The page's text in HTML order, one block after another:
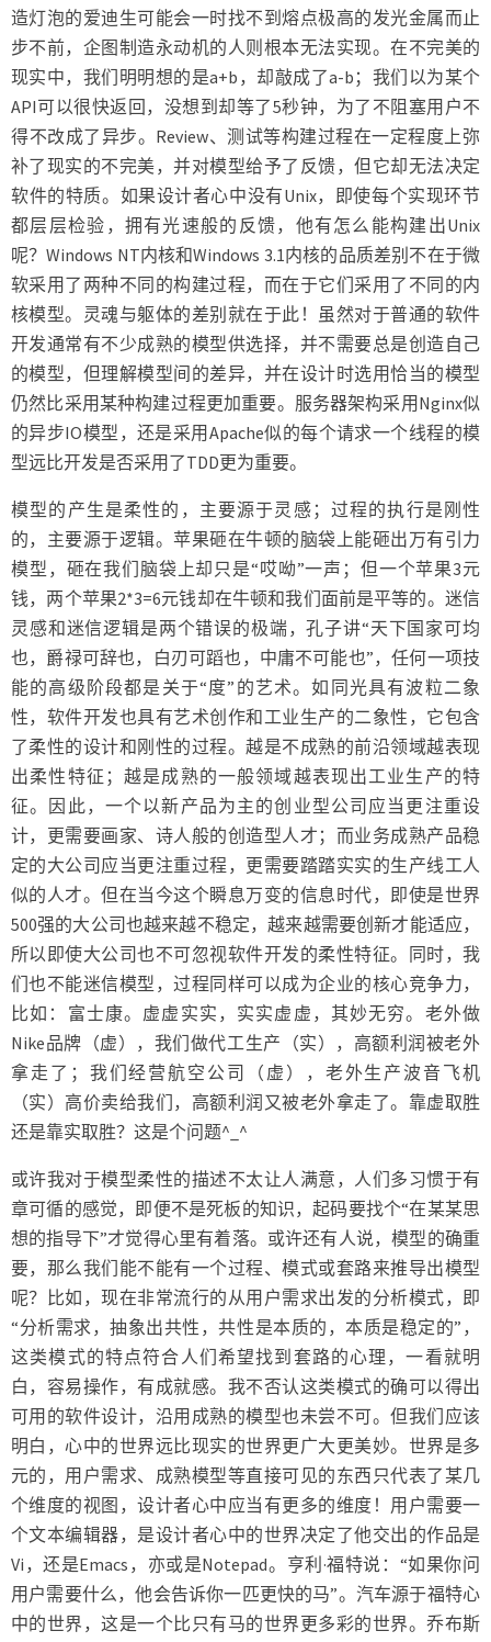
造灯泡的爱迪生可能会一时找不到熔点极高的发光金属而止
步不前，企图制造永动机的人则根本无法实现。在不完美的
现实中，我们明明想的是a+b，却敲成了a-b；我们以为某个
API可以很快返回，没想到却等了5秒钟，为了不阻塞用户不
得不改成了异步。Review、测试等构建过程在一定程度上弥
补了现实的不完美，并对模型给予了反馈，但它却无法决定
软件的特质。如果设计者心中没有Unix，即使每个实现环节
都层层检验，拥有光速般的反馈，他有怎么能构建出Unix
呢？Windows NT内核和Windows 3.1内核的品质差别不在于微
软采用了两种不同的构建过程，而在于它们采用了不同的内
核模型。灵魂与躯体的差别就在于此！虽然对于普通的软件
开发通常有不少成熟的模型供选择，并不需要总是创造自己
的模型，但理解模型间的差异，并在设计时选用恰当的模型
仍然比采用某种构建过程更加重要。服务器架构采用Nginx似
的异步IO模型，还是采用Apache似的每个请求一个线程的模
型远比开发是否采用了TDD更为重要。
模型的产生是柔性的，主要源于灵感；过程的执行是刚性
的，主要源于逻辑。苹果砸在牛顿的脑袋上能砸出万有引力
模型，砸在我们脑袋上却只是“哎呦”一声；但一个苹果3元
钱，两个苹果2*3=6元钱却在牛顿和我们面前是平等的。迷信
灵感和迷信逻辑是两个错误的极端，孔子讲“天下国家可均
也，爵禄可辞也，白刃可蹈也，中庸不可能也”，任何一项技
能的高级阶段都是关于“度”的艺术。如同光具有波粒二象
性，软件开发也具有艺术创作和工业生产的二象性，它包含
了柔性的设计和刚性的过程。越是不成熟的前沿领域越表现
出柔性特征；越是成熟的一般领域越表现出工业生产的特
征。因此，一个以新产品为主的创业型公司应当更注重设
计，更需要画家、诗人般的创造型人才；而业务成熟产品稳
定的大公司应当更注重过程，更需要踏踏实实的生产线工人
似的人才。但在当今这个瞬息万变的信息时代，即使是世界
500强的大公司也越来越不稳定，越来越需要创新才能适应，
所以即使大公司也不可忽视软件开发的柔性特征。同时，我
们也不能迷信模型，过程同样可以成为企业的核心竞争力，
比如：富士康。虚虚实实，实实虚虚，其妙无穷。老外做
Nike品牌（虚），我们做代工生产（实），高额利润被老外
拿走了；我们经营航空公司（虚），老外生产波音飞机
（实）高价卖给我们，高额利润又被老外拿走了。靠虚取胜
还是靠实取胜？这是个问题^_^
或许我对于模型柔性的描述不太让人满意，人们多习惯于有
章可循的感觉，即便不是死板的知识，起码要找个“在某某思
想的指导下”才觉得心里有着落。或许还有人说，模型的确重
要，那么我们能不能有一个过程、模式或套路来推导出模型
呢？比如，现在非常流行的从用户需求出发的分析模式，即
“分析需求，抽象出共性，共性是本质的，本质是稳定的”，
这类模式的特点符合人们希望找到套路的心理，一看就明
白，容易操作，有成就感。我不否认这类模式的确可以得出
可用的软件设计，沿用成熟的模型也未尝不可。但我们应该
明白，心中的世界远比现实的世界更广大更美妙。世界是多
元的，用户需求、成熟模型等直接可见的东西只代表了某几
个维度的视图，设计者心中应当有更多的维度！用户需要一
个文本编辑器，是设计者心中的世界决定了他交出的作品是
Vi，还是Emacs，亦或是Notepad。亨利·福特说：“如果你问
用户需要什么，他会告诉你一匹更快的马”。汽车源于福特心
中的世界，这是一个比只有马的世界更多彩的世界。乔布斯